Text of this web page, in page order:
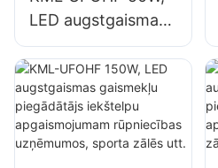
LED augstgaismas
gaismekļu
piegādātājs
rūpniecības
uzņēmumiem,
noliktavām un